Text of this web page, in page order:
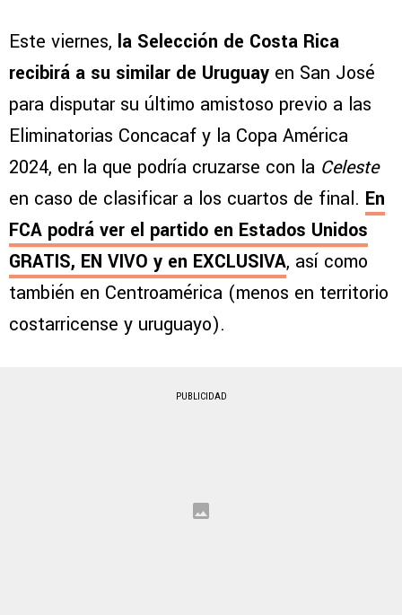
Este viernes, la Selección de Costa Rica
recibirá a su similar de Uruguay en San José
para disputar su último amistoso previo a las
Eliminatorias Concacaf y la Copa América
2024, en la que podría cruzarse con la Celeste
en caso de clasificar a los cuartos de final. En
FCA podrá ver el partido en Estados Unidos
GRATIS, EN VIVO y en EXCLUSIVA, así como
también en Centroamérica (menos en territorio
costarricense y uruguayo).
PUBLICIDAD